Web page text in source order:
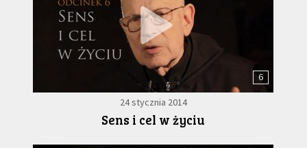
6
24 stycznia 2014
Sens i cel w życiu